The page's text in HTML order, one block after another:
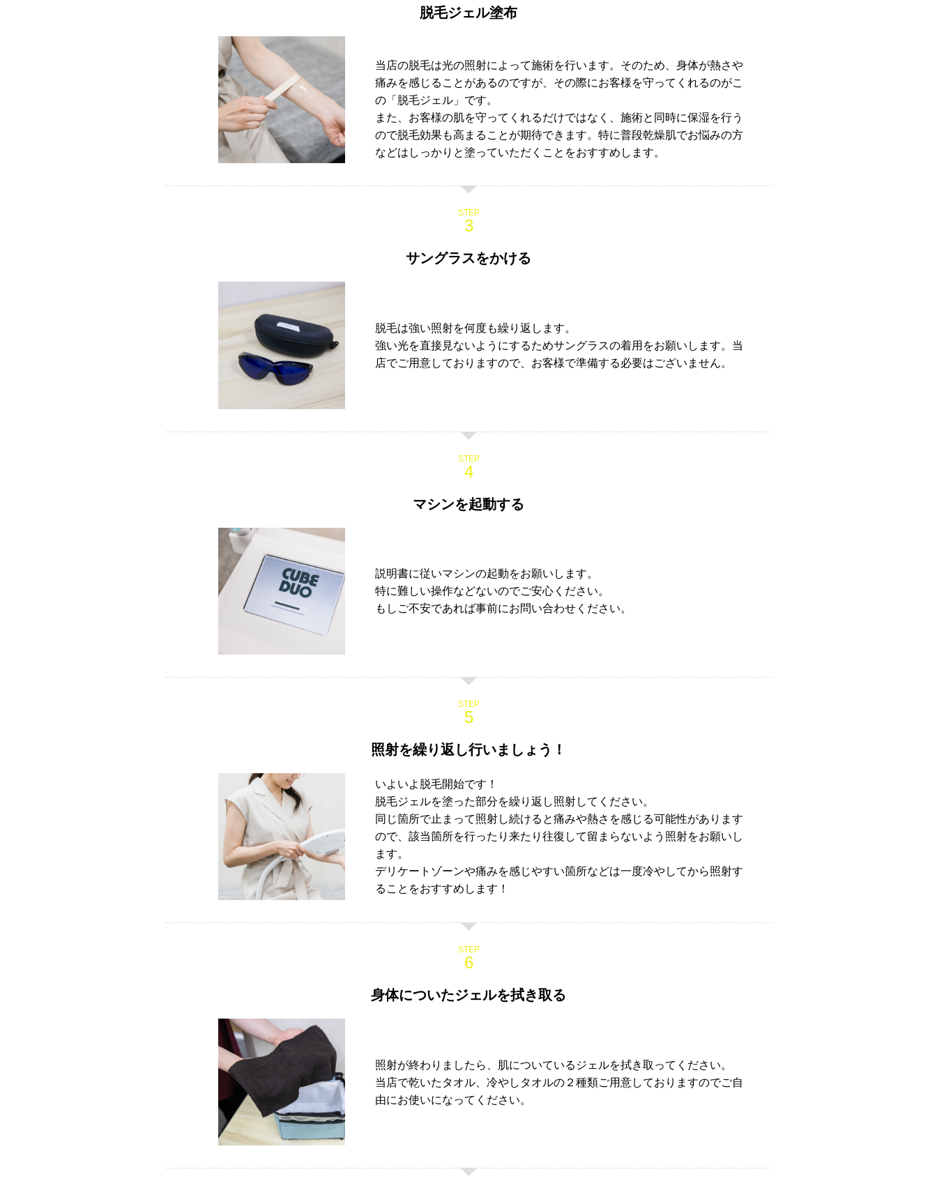
脱毛ジェル塗布
当店の脱毛は光の照射によって施術を行います。そのため、身体が熱さや
痛みを感じることがあるのですが、その際にお客様を守ってくれるのがこ
の「脱毛ジェル」です。
また、お客様の肌を守ってくれるだけではなく、施術と同時に保湿を行う
ので脱毛効果も高まることが期待できます。特に普段乾燥肌でお悩みの方
などはしっかりと塗っていただくことをおすすめします。
STEP
サングラスをかける
脱毛は強い照射を何度も繰り返します。
強い光を直接見ないようにするためサングラスの着用をお願いします。当
店でご用意しておりますので、お客様で準備する必要はございません。
STEP
マシンを起動する
説明書に従いマシンの起動をお願いします。
特に難しい操作などないのでご安心ください。
もしご不安であれば事前にお問い合わせください。
STEP
照射を繰り返し行いましょう！
いよいよ脱毛開始です！
脱毛ジェルを塗った部分を繰り返し照射してください。
同じ箇所で止まって照射し続けると痛みや熱さを感じる可能性があります
ので、該当箇所を行ったり来たり往復して留まらないよう照射をお願いし
ます。
デリケートゾーンや痛みを感じやすい箇所などは一度冷やしてから照射す
ることをおすすめします！
STEP
身体についたジェルを拭き取る
照射が終わりましたら、肌についているジェルを拭き取ってください。
当店で乾いたタオル、冷やしタオルの２種類ご用意しておりますのでご自
由にお使いになってください。